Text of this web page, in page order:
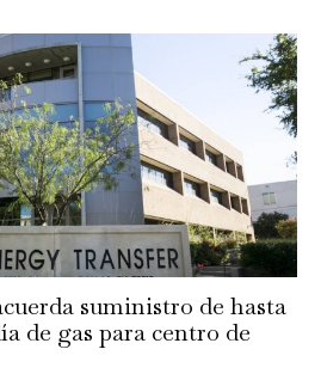
suministro de hasta
de gas para centro de